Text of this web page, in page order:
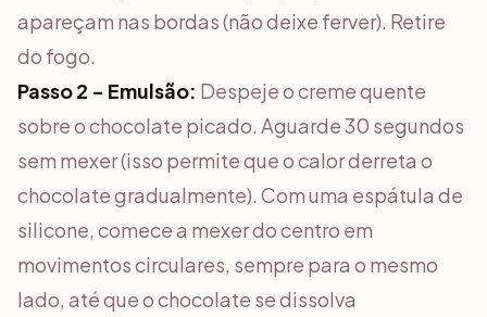
apareçam nas bordas (não deixe ferver). Retire
do fogo.
Passo 2 - Emulsão: Despeje o creme quente
sobre o chocolate picado. Aguarde 30 segundos
sem mexer (isso permite que o calor derreta o
chocolate gradualmente). Com uma espátula de
silicone, comece a mexer do centro em
movimentos circulares, sempre para o mesmo
lado, até que o chocolate se dissolva